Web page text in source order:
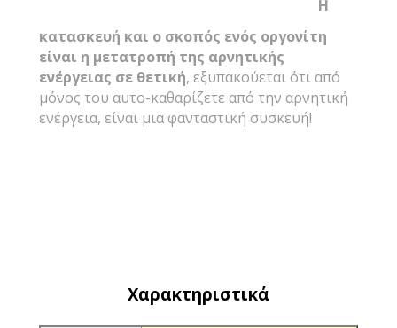
Η
κατασκευή και ο σκοπός ενός οργονίτη
είναι η μετατροπή της αρνητικής
ενέργειας σε θετική, εξυπακούεται ότι από
μόνος του αυτο-καθαρίζετε από την αρνητική
ενέργεια, είναι μια φανταστική συσκευή!
Χαρακτηριστικά